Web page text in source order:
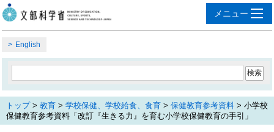
English
トップ> 教育 > 学校保健、学校給食、食育 > 保健教育参考資料 > 小学校
保健教育参考資料「改訂『生きる力』を育む小学校保健教育の手引」